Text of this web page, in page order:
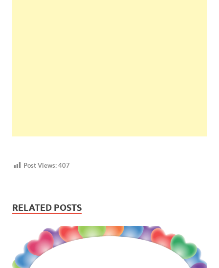
Post Views:407
RELATED POSTS